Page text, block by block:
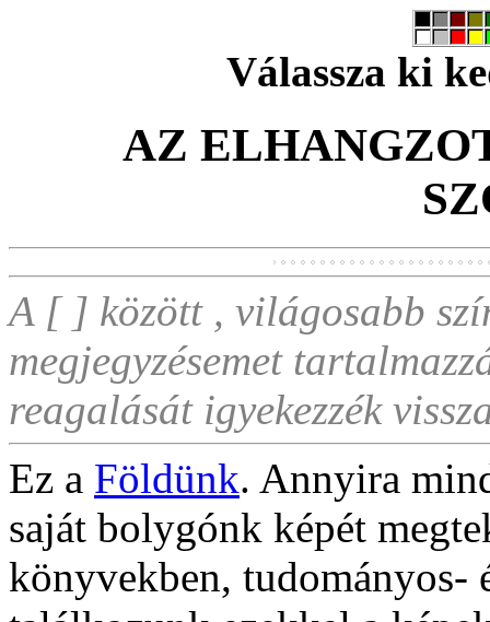
Válassza ki
AZ
A [ ] között , világosabb
megjegyzésemet
reagalását igyekezzék
Ez a Földünk. Annyira
saját bolygónk képét
könyvekben, tudományos-